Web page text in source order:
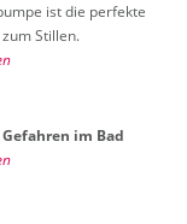
ist die per­fek­te
Stil­len.
im Bad